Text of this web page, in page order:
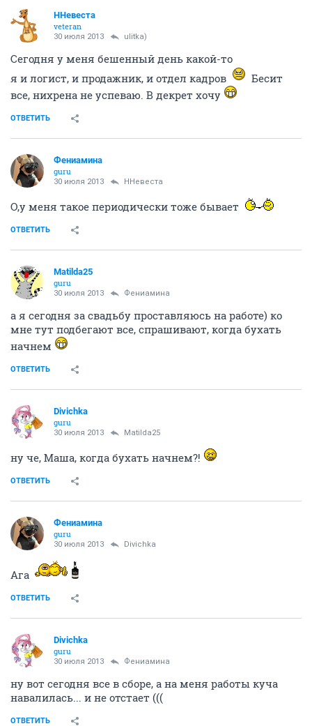
ННевеста
veteran
30 июля 2013 ulitka)
Сегодня у меня бешенный день какой-то
я и логист, и продажник, и отдел кадров
Бесит
все, нихрена не успеваю. В декрет хочу
ОТВЕТИТЬ
Фениамина
guru
30 июля 2013 ННевеста
О,у меня такое периодически тоже бывает
ОТВЕТИТЬ
Matilda25
guru
30 июля 2013 Фениамина
а я сегодня за свадьбу проставляюсь на работе) ко
мне тут подбегают все, спрашивают, когда бухать
начнем
ОТВЕТИТЬ
Divichka
guru
30 июля 2013 Matilda25
ну че, Маша, когда бухать начнем?!
ОТВЕТИТЬ
Фениамина
guru
30 июля 2013 Divichka
Ага
ОТВЕТИТЬ
Divichka
guru
30 июля 2013 Фениамина
ну вот сегодня все в сборе, а на меня работы куча
навалилась... и не отстает (((
ОТВЕТИТЬ